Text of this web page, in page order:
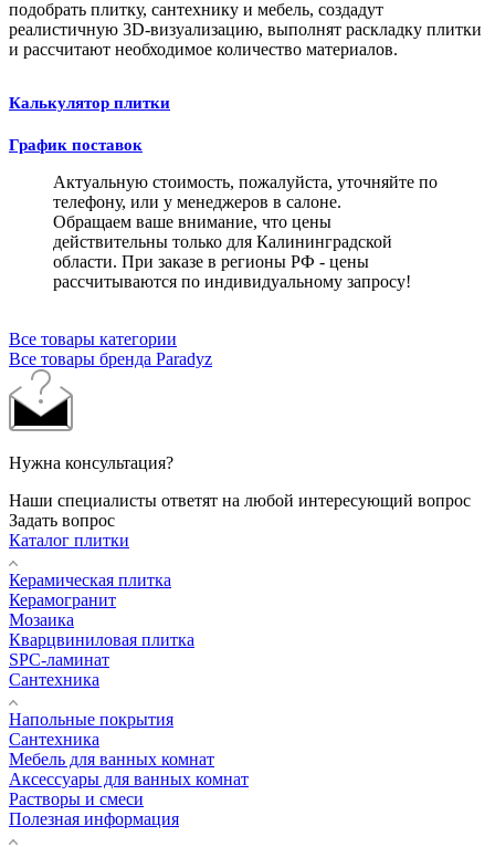
подобрать плитку, сантехнику и мебель, создадут
реалистичную 3D-визуализацию, выполнят раскладку плитки
и рассчитают необходимое количество материалов.
Калькулятор плитки
График поставок
Актуальную стоимость, пожалуйста, уточняйте по
телефону, или у менеджеров в салоне.
Обращаем ваше внимание, что цены
действительны только для Калининградской
области. При заказе в регионы РФ - цены
рассчитываются по индивидуальному запросу!
Все товары категории
Все товары бренда Paradyz
Нужна консультация?
Наши специалисты ответят на любой интересующий вопрос
Задать вопрос
Каталог плитки
Керамическая плитка
Керамогранит
Мозаика
Кварцвиниловая плитка
SPC-ламинат
Сантехника
Напольные покрытия
Сантехника
Мебель для ванных комнат
Аксессуары для ванных комнат
Растворы и смеси
Полезная информация